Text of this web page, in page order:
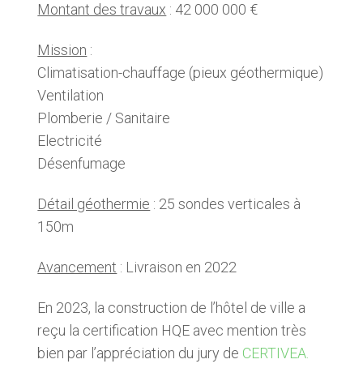
Montant des travaux : 42 000 000 €
Mission :
Climatisation-chauffage (pieux géothermique)
Ventilation
Plomberie / Sanitaire
Electricité
Désenfumage
Détail géothermie : 25 sondes verticales à
150m
Avancement : Livraison en 2022
En 2023, la construction de l’hôtel de ville a
reçu la certification HQE avec mention très
bien par l’appréciation du jury de CERTIVEA.